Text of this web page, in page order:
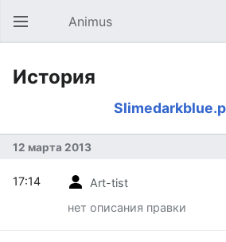
Открыть главное меню Animus
История
12 марта 2013
Art-tist
нет описания правки
17:14